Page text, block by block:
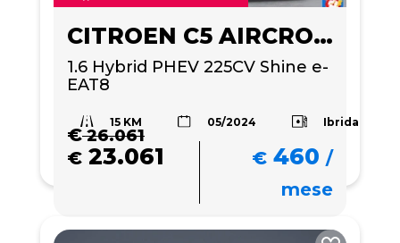
CITROEN C5 AIRCROSS
1.6 Hybrid PHEV 225CV Shine e-
EAT8
15 KM 05/2024 Ibrida
€26.061
€ 23.061 € 460 /
mese